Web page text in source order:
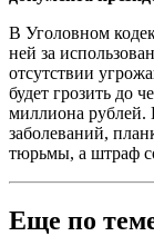
В Уголовном
ней за
отсутствии
будет грозить до
миллиона рублей.
заболеваний,
тюрьмы, а штраф
Еще по